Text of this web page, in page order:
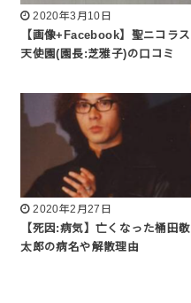
2020年3月10日
【画像+Facebook】聖ニコラス
天使園(園長:芝雅子)の口コミ
2020年2月27日
【死因:病気】亡くなった桶田敬
太郎の病名や解散理由